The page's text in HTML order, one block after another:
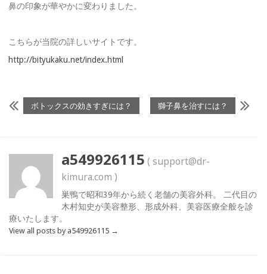
鼻の印象が華やかに変わりました。
こちらが当院の詳しいサイトです。
http://bityukaku.net/index.html
ボトックスの効きすぎには？ 獅子鼻を治すには？
a549926115 ( support@dr-
kimura.com )
巣鴨で昭和39年から続く老舗の美容外科。 二代目の
木村知史が美容整形、形成外科、美容医療全般を診
療いたします。
View all posts by a549926115 →